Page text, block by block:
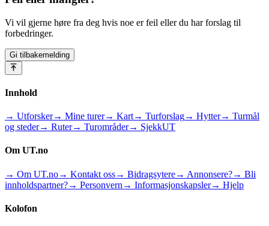
Vi vil gjerne høre fra deg hvis noe er feil eller du har forslag til
forbedringer.
Gi tilbakemelding
Innhold
→ Utforsker→ Mine turer→ Kart→ Turforslag→ Hytter→ Turmål
og steder→ Ruter→ Turområder→ SjekkUT
Om UT.no
→ Om UT.no→ Kontakt oss→ Bidragsytere→ Annonsere?→ Bli
innholdspartner?→ Personvern → Informasjonskapsler→ Hjelp
Kolofon